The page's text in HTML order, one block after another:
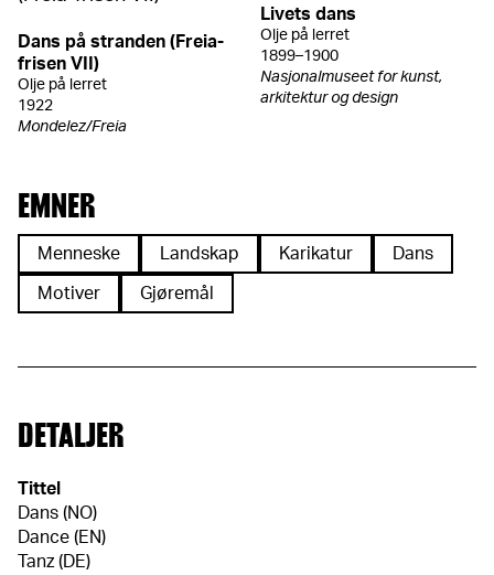
Dans på stranden (Freia-
frisen VII)
Olje på lerret
1922
Mondelez/Freia
Livets dans
Olje på lerret
1899–1900
Nasjonalmuseet for kunst,
arkitektur og design
EMNER
Menneske Landskap Karikatur Dans
Motiver Gjøremål
DETALJER
Tittel
Dans (NO)
Dance (EN)
Tanz (DE)